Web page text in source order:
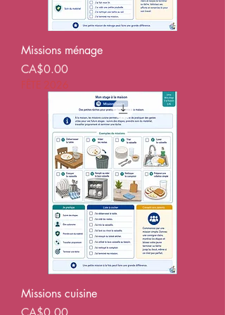
Missions ménage
Price
CA$0.00
FÊTE 2026
Missions cuisine
Price